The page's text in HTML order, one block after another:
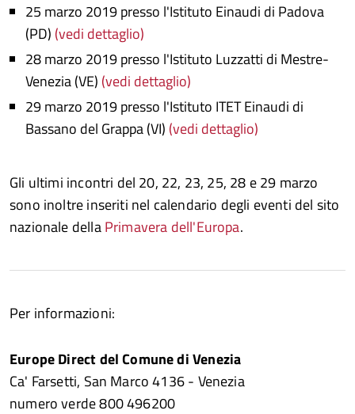
25 marzo 2019 presso l'Istituto Einaudi di Padova
(PD) (vedi dettaglio)
28 marzo 2019 presso l'Istituto Luzzatti di Mestre-
Venezia (VE) (vedi dettaglio)
29 marzo 2019 presso l'Istituto ITET Einaudi di
Bassano del Grappa (VI) (vedi dettaglio)
Gli ultimi incontri del 20, 22, 23, 25, 28 e 29 marzo
sono inoltre inseriti nel calendario degli eventi del sito
nazionale dellaPrimavera dell'Europa.
Per informazioni:
Europe Direct del Comune di Venezia
Ca' Farsetti, San Marco 4136 - Venezia
numero verde 800 496200